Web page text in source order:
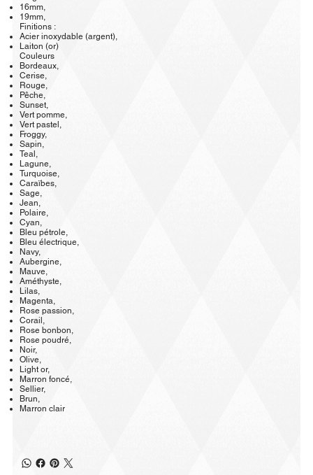
16mm,
19mm,
Finitions :
Acier inoxydable (argent),
Laiton (or)
Couleurs
Bordeaux,
Cerise,
Rouge,
Pêche,
Sunset,
Vert pomme,
Vert pastel,
Froggy,
Sapin,
Teal,
Lagune,
Turquoise,
Caraïbes,
Sage,
Jean,
Polaire,
Cyan,
Bleu pétrole,
Bleu électrique,
Navy,
Aubergine,
Mauve,
Améthyste,
Lilas,
Magenta,
Rose passion,
Corail,
Rose bonbon,
Rose poudré,
Noir,
Olive,
Light or,
Marron foncé,
Sellier,
Brun,
Marron clair